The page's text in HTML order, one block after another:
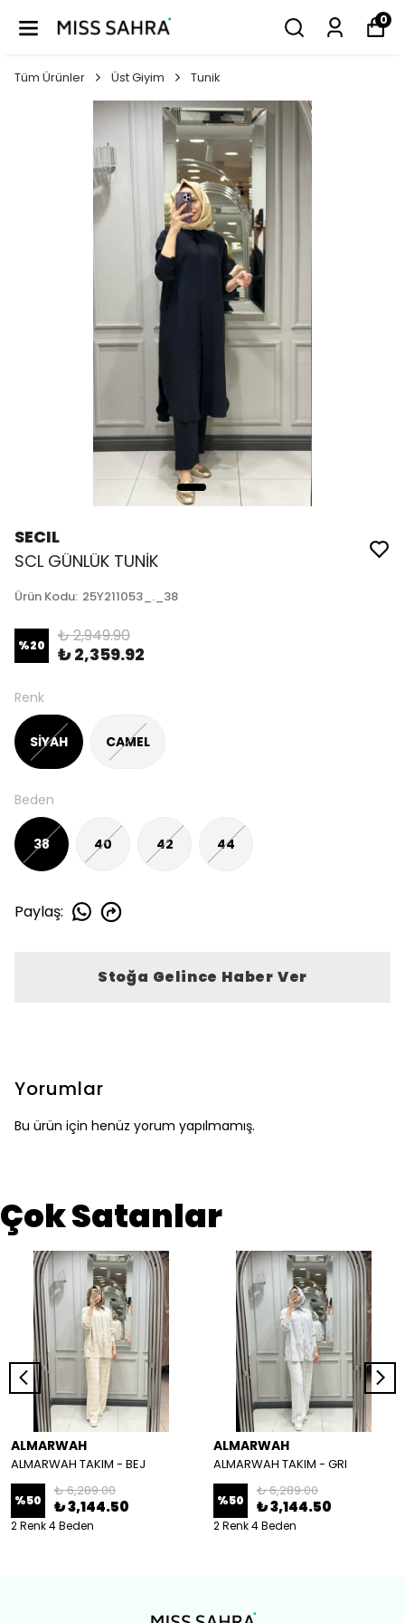
0
Tüm Ürünler Üst Giyim Tunik
SECIL
SCL GÜNLÜK TUNİK
Ürün Kodu: 25Y211053_._38
%20 ₺ 2,949.90
₺ 2,359.92
Renk
SİYAH CAMEL
Beden
38 40 42 44
Paylaş:
Stoğa Gelince Haber Ver
Yorumlar
Bu ürün için henüz yorum yapılmamış.
Çok Satanlar
ALMARWAH
ALMARWAH TAKIM - BEJ
%50
₺ 6,289.00
₺ 3,144.50
2 Renk 4 Beden
ALMARWAH
ALMARWAH TAKIM - GRI
%50
₺ 6,289.00
₺ 3,144.50
2 Renk 4 Beden